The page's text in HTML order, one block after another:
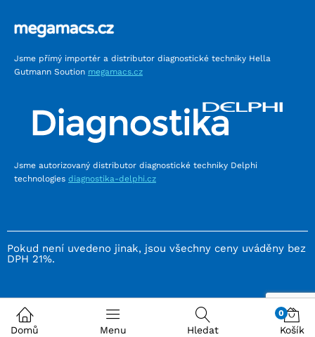
Jsme přímý importér a distributor diagnostické techniky Hella
Gutmann Soution megamacs.cz
Jsme autorizovaný distributor diagnostické techniky Delphi
technologies diagnostika-delphi.cz
Pokud není uvedeno jinak, jsou všechny ceny uváděny bez
DPH 21%.
Domů Menu Hledat
0
Košík